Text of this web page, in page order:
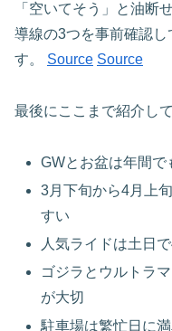
「空いてそう」と油断
導線の3つを事前確認
す。 Source Source
最後にここまで紹介し
GWとお盆は年間で
3月下旬から4月上
すい
人気ライドは土日
ゴジラとウルトラ
が大切
駐車場は繁忙日に